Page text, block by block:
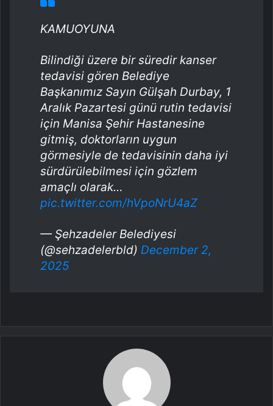
KAMUOYUNA
Bilindiği üzere bir süredir kanser
tedavisi gören Belediye
Başkanımız Sayın Gülşah Durbay, 1
Aralık Pazartesi günü rutin tedavisi
için Manisa Şehir Hastanesine
gitmiş, doktorların uygun
görmesiyle de tedavisinin daha iyi
sürdürülebilmesi için gözlem
amaçlı olarak…
pic.twitter.com/hVpoNrU4aZ
— Şehzadeler Belediyesi
(@sehzadelerbld) December 2,
2025